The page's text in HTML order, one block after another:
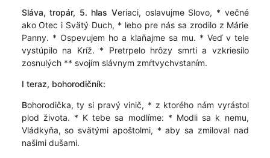
Sláva, tropár, 5. hlas Veriaci, oslavujme Slovo, * večné
ako Otec i Svätý Duch, * lebo pre nás sa zrodilo z Márie
Panny. * Ospevujem ho a klaňajme sa mu. * Veď v tele
vystúpilo na Kríž. * Pretrpelo hrôzy smrti a vzkriesilo
zosnulých ** svojím slávnym zmŕtvychvstaním.
I teraz, bohorodičník:
Bohorodička, ty si pravý vinič, * z ktorého nám vyrástol
plod života. * K tebe sa modlíme: * Modli sa k nemu,
Vládkyňa, so svätými apoštolmi, * aby sa zmiloval nad
našimi dušami.